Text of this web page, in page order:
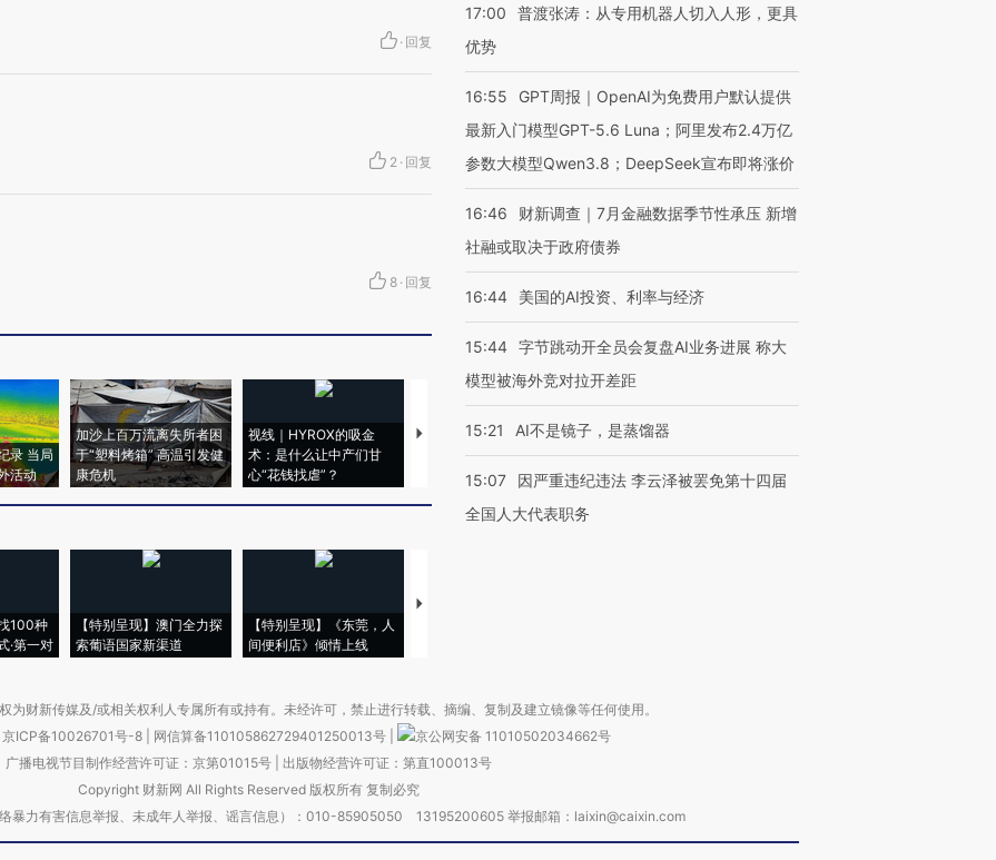
· 回复
2 · 回复
8 · 回复
录 当局
活动
加沙上百万流离失所者困
于“塑料烤箱” 高温引发健
康危机
视线｜HYROX的吸金
术：是什么让中产们甘
心“花钱找虐”？
马航飞行员跨国走私7万
粒摇头丸 尿检体内含3种
视线｜被称为“蟑螂”的印
度Z世代 用街头抗争将教
育部长拱下台
机”？难民潮撕裂西班牙
飞地休达
100种
·第一对
【特别呈现】澳门全力探
索葡语国家新渠道
【特别呈现】《东莞，人
间便利店》倾情上线
【推广】走进第四届链博
17:00
普渡张涛：从专用机器人切入人形，更具
优势
16:55
GPT周报｜OpenAI为免费用户默认提供
最新入门模型GPT-5.6 Luna；阿里发布2.4万亿
参数大模型Qwen3.8；DeepSeek宣布即将涨价
16:46
财新调查｜7月金融数据季节性承压 新增
社融或取决于政府债券
16:44 美国的AI投资、利率与经济
15:44 字节跳动开全员会复盘AI业务进展 称大
模型被海外竞对拉开差距
15:21 AI不是镜子，是蒸馏器
15:07
因严重违纪违法 李云泽被罢免第十四届
全国人大代表职务
为财新传媒及/或相关权利人专属所有或持有。未经许可，禁止进行转载、摘编、复制及建立镜像等任何使用。
京ICP备10026701号-8 网信算备110105862729401250013号
京公网安备 11010502034662号
广播电视节目制作经营许可证：京第01015号| 出版物经营许可证：第直100013号
Copyright 财新网 All Rights Reserved 版权所有 复制必究
暴力有害信息举报、未成年人举报、谣言信息）：010-85905050 13195200605 举报邮箱：laixin@caixin.com